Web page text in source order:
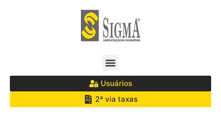
Usuários
2ª via taxas